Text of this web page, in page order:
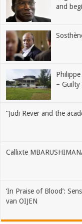
and
– Guilty
“Judi Rever and the
Callixte
‘In Praise of Blood’:
van OIJEN